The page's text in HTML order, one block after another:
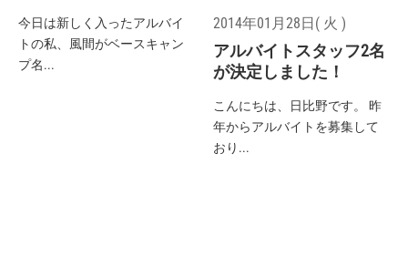
今日は新しく入ったアルバイ
トの私、風間がベースキャン
プ名...
2014年01月28日( 火 )
アルバイトスタッフ2名
が決定しました！
こんにちは、日比野です。 昨
年からアルバイトを募集して
おり...